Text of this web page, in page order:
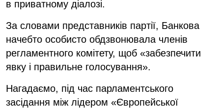
в приватному діалозі.
За словами представників партії, Банкова
начебто особисто обдзвонювала членів
регламентного комітету, щоб «забезпечити
явку і правильне голосування».
Нагадаємо, під час парламентського
засідання між лідером «Європейської